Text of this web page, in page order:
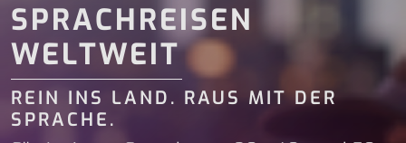
SPRACHREISEN
WELTWEIT
REIN INS LAND. RAUS MIT DER
SPRACHE.